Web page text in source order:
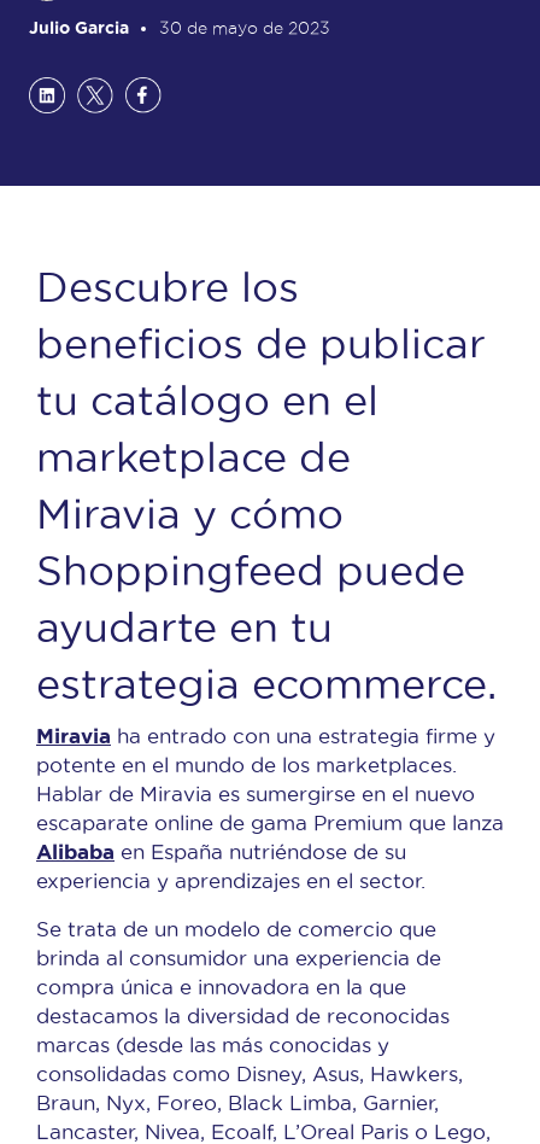
Julio Garcia 30 de mayo de 2023
Descubre los
beneficios de publicar
tu catálogo en el
marketplace de
Miravia y cómo
Shoppingfeed puede
ayudarte en tu
estrategia ecommerce.
Miravia ha entrado con una estrategia firme y
potente en el mundo de los marketplaces.
Hablar de Miravia es sumergirse en el nuevo
escaparate online de gama Premium que lanza
Alibaba en España nutriéndose de su
experiencia y aprendizajes en el sector.
Se trata de un modelo de comercio que
brinda al consumidor una experiencia de
compra única e innovadora en la que
destacamos la diversidad de reconocidas
marcas (desde las más conocidas y
consolidadas como Disney, Asus, Hawkers,
Braun, Nyx, Foreo, Black Limba, Garnier,
Lancaster, Nivea, Ecoalf, L’Oreal Paris o Lego,